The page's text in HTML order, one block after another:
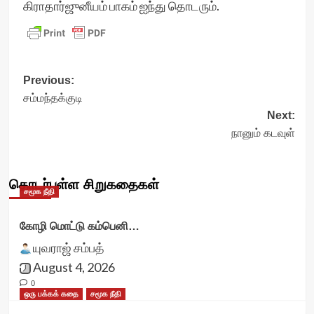
கிராதார்ஜுனீயம் பாகம் ஐந்து தொடரும்.
Post
navigation
Previous:
சம்மந்தக்குடி
Next:
நானும் கடவுள்
தொடர்புள்ள சிறுகதைகள்
சமூக நீதி
கோழி மொட்டு கம்பெனி…
யுவராஜ் சம்பத்
August 4, 2026
0
ஒரு பக்கக் கதை
சமூக நீதி